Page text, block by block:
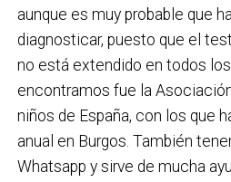
aunque es muy probable que
diagnosticar, puesto que el
no está extendido en todos
encontramos fue la
niños de España, con los que
anual en Burgos. También
Whatsapp y sirve de mucha